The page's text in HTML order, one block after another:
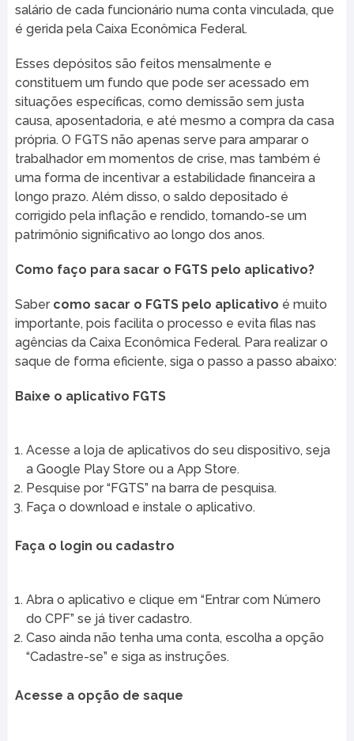
salário de cada funcionário numa conta vinculada, que
é gerida pela Caixa Econômica Federal.
Esses depósitos são feitos mensalmente e
constituem um fundo que pode ser acessado em
situações específicas, como demissão sem justa
causa, aposentadoria, e até mesmo a compra da casa
própria. O FGTS não apenas serve para amparar o
trabalhador em momentos de crise, mas também é
uma forma de incentivar a estabilidade financeira a
longo prazo. Além disso, o saldo depositado é
corrigido pela inflação e rendido, tornando-se um
patrimônio significativo ao longo dos anos.
Como faço para sacar o FGTS pelo aplicativo?
Saber como sacar o FGTS pelo aplicativo é muito
importante, pois facilita o processo e evita filas nas
agências da Caixa Econômica Federal. Para realizar o
saque de forma eficiente, siga o passo a passo abaixo:
Baixe o aplicativo FGTS
Acesse a loja de aplicativos do seu dispositivo, seja
a Google Play Store ou a App Store.
Pesquise por “FGTS” na barra de pesquisa.
Faça o download e instale o aplicativo.
Faça o login ou cadastro
Abra o aplicativo e clique em “Entrar com Número
do CPF” se já tiver cadastro.
Caso ainda não tenha uma conta, escolha a opção
“Cadastre-se” e siga as instruções.
Acesse a opção de saque